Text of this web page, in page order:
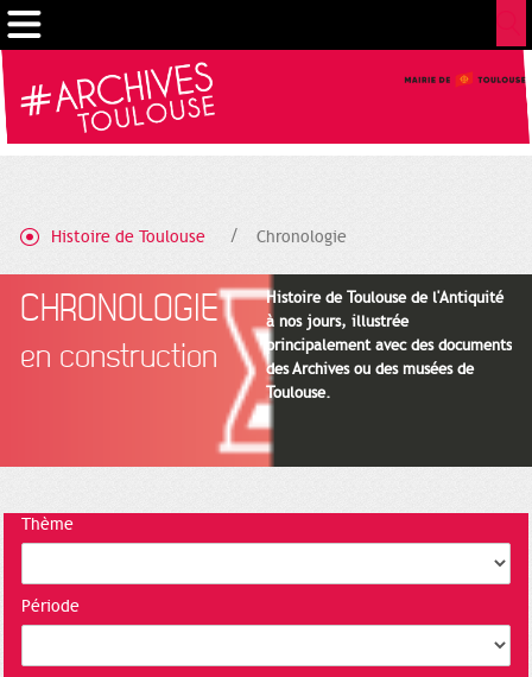
Histoire de Toulouse Chronologie
CHRONOLOGIE
en construction
Histoire de Toulouse de l'Antiquité
à nos jours, illustrée
principalement avec des documents
des Archives ou des musées de
Toulouse.
Thème
Période
Gestion de vos préférences sur les cookies